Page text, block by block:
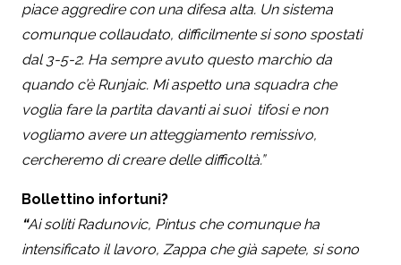
piace aggredire con una difesa alta. Un sistema
comunque collaudato, difficilmente si sono spostati
dal 3-5-2. Ha sempre avuto questo marchio da
quando c’è Runjaic. Mi aspetto una squadra che
voglia fare la partita davanti ai suoi tifosi e non
vogliamo avere un atteggiamento remissivo,
cercheremo di creare delle difficoltà.”
Bollettino infortuni?
“Ai soliti Radunovic, Pintus che comunque ha
intensificato il lavoro, Zappa che già sapete, si sono